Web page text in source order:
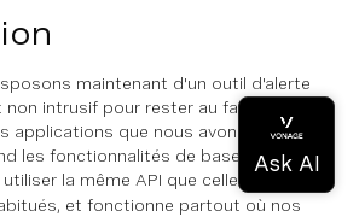
maintenant d'un outil d'alerte
intrusif pour rester au fait de ce qui
applications que nous avons
les fonctionnalités de base de Python
la même API que celle à laquelle
et fonctionne partout où nos